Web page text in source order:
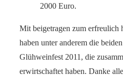
2000 Euro.
Mit beigetragen zum erfreulich
haben unter anderem die
Glühweinfest 2011, die
erwirtschaftet haben. Danke